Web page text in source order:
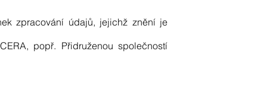
zpracování údajů, jejichž znění je
popř. Přidruženou společností